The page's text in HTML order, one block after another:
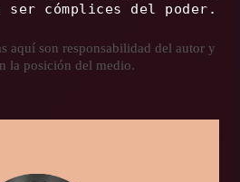
ser cómplices del poder.
aquí son responsabilidad del autor y
la posición del medio.